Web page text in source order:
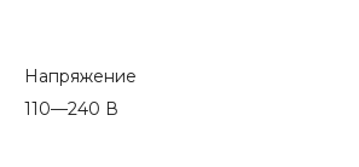
Напряжение
110—240 В